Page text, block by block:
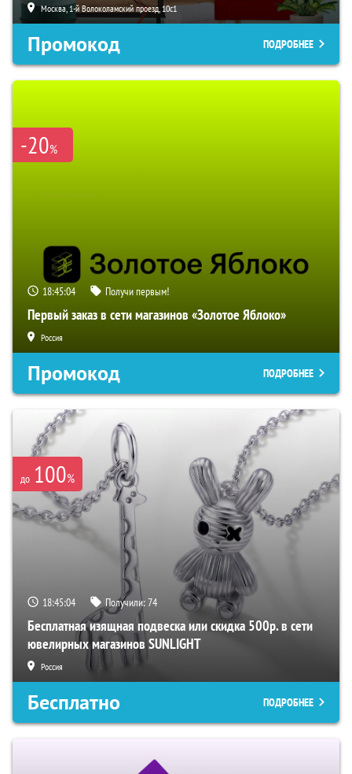
Москва, 1-й Волоколамский проезд, 10с1
Промокод ПОДРОБНЕЕ
-20%
18:45:03 Получи первым!
Первый заказ в сети магазинов «Золотое Яблоко»
Россия
Промокод ПОДРОБНЕЕ
до 100%
18:45:03 Получили:74
Бесплатная изящная подвеска или скидка 500р. в сети
ювелирных магазинов SUNLIGHT
Россия
Бесплатно ПОДРОБНЕЕ